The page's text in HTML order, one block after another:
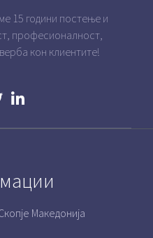
15 години постење и
професионалност,
кон клиентите!
Македонија